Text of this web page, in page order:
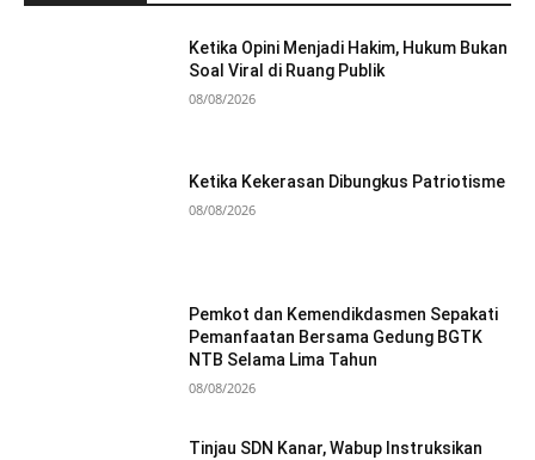
Ketika Opini Menjadi Hakim, Hukum Bukan
Soal Viral di Ruang Publik
08/08/2026
Ketika Kekerasan Dibungkus Patriotisme
08/08/2026
Pemkot dan Kemendikdasmen Sepakati
Pemanfaatan Bersama Gedung BGTK
NTB Selama Lima Tahun
08/08/2026
Tinjau SDN Kanar, Wabup Instruksikan